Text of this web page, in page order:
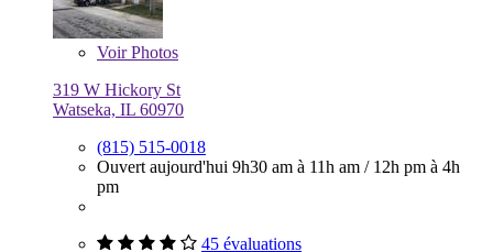
VoirPhotos
319 W Hickory St
Watseka, IL 60970
(815) 515-0018
Ouvert aujourd'hui 9h30 am à 11h am / 12h pm à 4h
pm
45 évaluations